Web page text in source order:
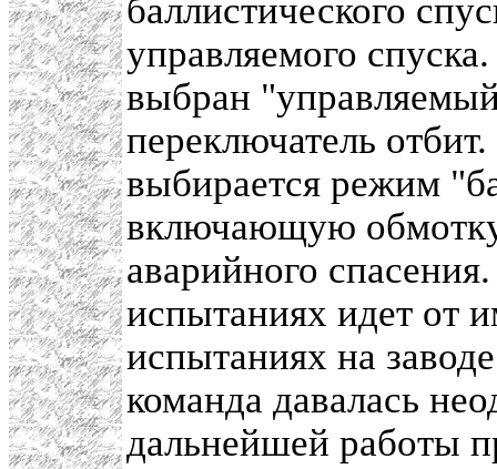
баллистического
управляемого
выбран
переключатель
выбирается режим
включающую
аварийного
испытаниях идет от
испытаниях на
команда давалась
дальнейшей работы